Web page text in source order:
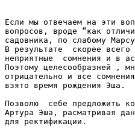
Если мы отвечаем на эти
вопросов, вроде “как
садовника, по слабому
В результате  скорее
неприятные  сомнения и в
Поэтому целесообразней ,
отрицательно и все
взято время рождения Эша.
Позволю  себе предложить
Артура Эша, расматривая
для ректификации.